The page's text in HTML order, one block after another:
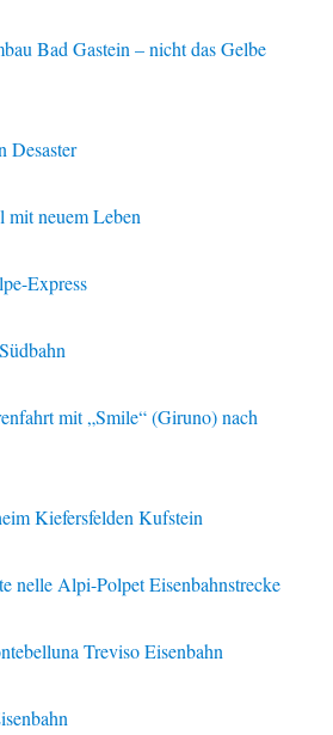
Bad Gastein – nicht das Gelbe
Desaster
mit neuem Leben
Express
mit „Smile“ (Giruno) nach
Kiefersfelden Kufstein
nelle Alpi-Polpet Eisenbahnstrecke
Treviso Eisenbahn